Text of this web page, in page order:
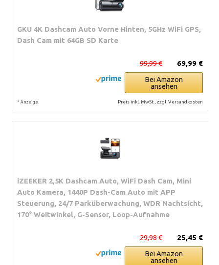
GKU 4K Dashcam Auto Vorne Hinten, 5GHz WiFi GPS,
Dash Cam mit 64GB SD Karte
69,99 €
99,99 €
Bei Amazon
ansehen
* Anzeige Preis inkl. MwSt., zzgl. Versandkosten
iZEEKER 2,5K Dashcam Auto, WiFi Dash Cam, Mini
Auto Kamera, 1440P Dash-Cam Auto mit APP
Steuerung, 24/7 Parküberwachung, WDR Nachtsicht,
170° Weitwinkel, G-Sensor, Loop-Aufnahme
25,45 €
29,98 €
Bei Amazon
ansehen